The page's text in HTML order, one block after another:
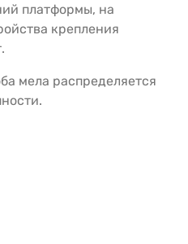
платформы, на
крепления
мела распределяется